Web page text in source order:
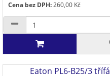
Cena bez DPH:260,00 Kč
Eaton PL6-B25/3